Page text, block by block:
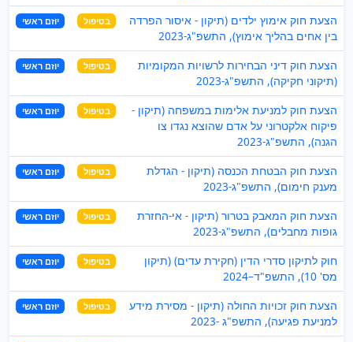
הצעת חוק אימוץ ילדים (תיקון - איסור הפרדה
בין אחים בהליך אימוץ), התשפ"ג-2023
בטיפול יוזם ראשי
הצעת חוק דיני הבחירות לרשויות המקומיות
(תיקוני חקיקה), התשפ"ג-2023
בטיפול יוזם ראשי
הצעת חוק למניעת אלימות במשפחה (תיקון -
פיקוח אלקטרוני על אדם שהוצא נגדו צו
הגנה), התשפ"ג-2023
בטיפול יוזם ראשי
הצעת חוק הבטחת הכנסה (תיקון - הגדלת
מענק חימום), התשפ"ג-2023
בטיפול יוזם ראשי
הצעת חוק המאבק בטרור (תיקון - אי-החזרת
גופות מחבלים), התשפ"ג-2023
בטיפול יוזם ראשי
חוק לתיקון סדרי הדין (חקירת עדים) (תיקון
מס' 10), התשפ"ד–2024
בטיפול יוזם ראשי
הצעת חוק זכויות החולה (תיקון - מסירת מידע
למניעת פגיעה), התשפ"ג -2023
בטיפול יוזם ראשי